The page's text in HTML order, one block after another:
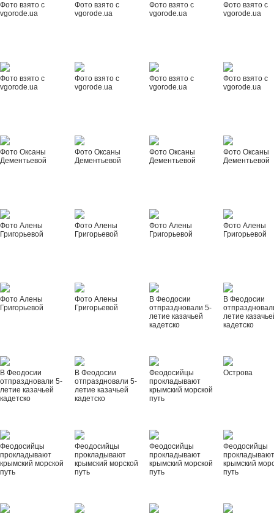
Фото взято с
vgorode.ua
Фото взято с
vgorode.ua
Фото взято с
vgorode.ua
Фото взято с
vgorode.ua
Фото взято с
vgorode.ua
Фото взято с
vgorode.ua
Фото взято с
vgorode.ua
Фото взято с
vgorode.ua
Фото Оксаны
Дементьевой
Фото Оксаны
Дементьевой
Фото Оксаны
Дементьевой
Фото Оксаны
Дементьевой
Фото Алены
Григорьевой
Фото Алены
Григорьевой
Фото Алены
Григорьевой
Фото Алены
Григорьевой
Фото Алены
Григорьевой
Фото Алены
Григорьевой
В Феодосии
отпраздновали 5-
летие казачьей
кадетско
В Феодосии
летие
кадетско
В Феодосии
отпраздновали 5-
летие казачьей
кадетско
В Феодосии
отпраздновали 5-
летие казачьей
кадетско
Феодосийцы
прокладывают
крымский морской
путь
Острова
Феодосийцы
прокладывают
крымский морской
путь
Феодосийцы
прокладывают
крымский морской
путь
Феодосийцы
прокладывают
крымский морской
путь
Феодосийцы
крымский
путь